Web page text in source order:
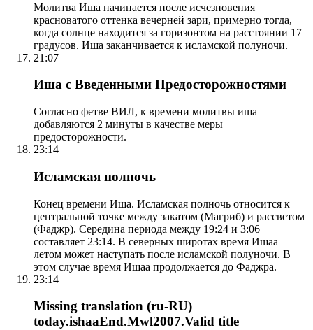
Молитва Иша начинается после исчезновения
красноватого оттенка вечерней зари, примерно тогда,
когда солнце находится за горизонтом на расстоянии 17
градусов. Иша заканчивается к исламской полуночи.
21:07
Иша с Введенными Предосторожностями
Согласно фетве ВИЛ, к времени молитвы иша
добавляются 2 минуты в качестве меры
предосторожности.
23:14
Исламская полночь
Конец времени Иша. Исламская полночь относится к
центральной точке между закатом (Магриб) и рассветом
(Фаджр). Середина периода между 19:24 и 3:06
составляет 23:14. В северных широтах время Ишаа
летом может наступать после исламской полуночи. В
этом случае время Ишаа продолжается до Фаджра.
23:14
Missing translation (ru-RU)
today.ishaaEnd.Mwl2007.Valid title